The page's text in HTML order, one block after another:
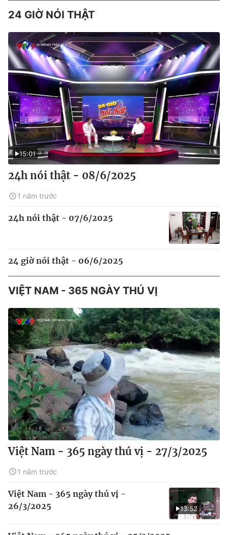
24 GIỜ NÓI THẬT
15:01
24h nói thật - 08/6/2025
1 năm trước
24h nói thật - 07/6/2025
24 giờ nói thật - 06/6/2025
VIỆT NAM - 365 NGÀY THÚ VỊ
Việt Nam - 365 ngày thú vị - 27/3/2025
1 năm trước
13:52
Việt Nam - 365 ngày thú vị -
26/3/2025